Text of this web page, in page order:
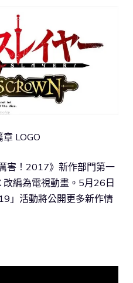
LOGO
害！2017》新作部門第一
編為電視動畫。5月26日
」活動將公開更多新作情